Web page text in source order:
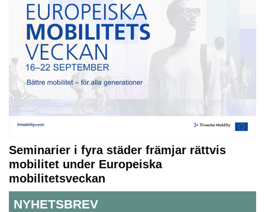
Seminarier i fyra städer främjar rättvis
mobilitet under Europeiska
mobilitetsveckan
NYHETSBREV